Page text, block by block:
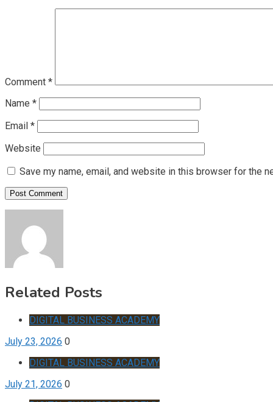
Comment *
Name *
Email *
Website
Save my name, email, and website in this browser for the
Related Posts
DIGITAL BUSINESS ACADEMY
July 23, 2026 0
DIGITAL BUSINESS ACADEMY
July 21, 2026 0